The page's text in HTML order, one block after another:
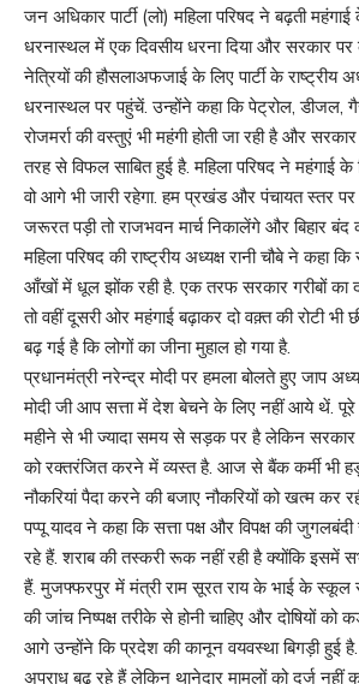
जन अधिकार पार्टी (लो) महिला परिषद ने बढ़ती
धरनास्थल में एक दिवसीय धरना दिया और सरकार
नेत्रियों की हौसलाअफजाई के लिए पार्टी के राष्ट्रीय
धरनास्थल पर पहुंचें. उन्होंने कहा कि पेट्रोल, डीजल,
रोजमर्रा की वस्तुएं भी महंगी होती जा रही है और
तरह से विफल साबित हुई है. महिला परिषद ने महंगाई के
वो आगे भी जारी रहेगा. हम प्रखंड और पंचायत स्तर
जरूरत पड़ी तो राजभवन मार्च निकालेंगे और बिहार बंद
महिला परिषद की राष्ट्रीय अध्यक्ष रानी चौबे ने कहा
आँखों में धूल झोंक रही है. एक तरफ सरकार गरीबों का
तो वहीं दूसरी ओर महंगाई बढ़ाकर दो वक़्त की रोटी भी
बढ़ गई है कि लोगों का जीना मुहाल हो गया है.
प्रधानमंत्री नरेन्द्र मोदी पर हमला बोलते हुए जाप
मोदी जी आप सत्ता में देश बेचने के लिए नहीं आये थें.
महीने से भी ज्यादा समय से सड़क पर है लेकिन
को रक्तरंजित करने में व्यस्त है. आज से बैंक कर्मी भी
नौकरियां पैदा करने की बजाए नौकरियों को खत्म कर
पप्पू यादव ने कहा कि सत्ता पक्ष और विपक्ष की
रहे हैं. शराब की तस्करी रूक नहीं रही है क्योंकि इसमें
हैं. मुजफ्फरपुर में मंत्री राम सूरत राय के भाई के स्कूल
की जांच निष्पक्ष तरीके से होनी चाहिए और दोषियों को
आगे उन्होंने कि प्रदेश की कानून वयवस्था बिगड़ी हुई
अपराध बढ़ रहे हैं लेकिन थानेदार मामलों को दर्ज नहीं